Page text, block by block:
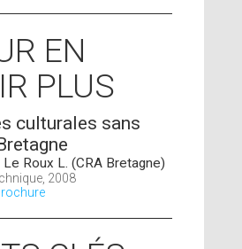
EN
PLUS
culturales sans
Le Roux L. (CRA Bretagne)
2008